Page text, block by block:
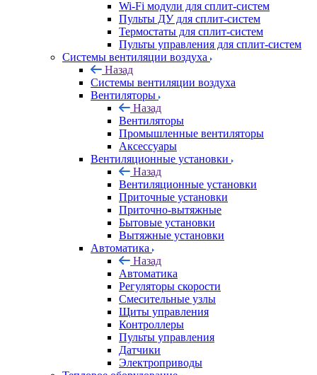
Wi-Fi модули для сплит-систем
Пульты ДУ для сплит-систем
Термостаты для сплит-систем
Пульты управления для сплит-систем
Системы вентиляции воздуха
Назад
Системы вентиляции воздуха
Вентиляторы
Назад
Вентиляторы
Промышленные вентиляторы
Аксессуары
Вентиляционные установки
Назад
Вентиляционные установки
Приточные установки
Приточно-вытяжные
Бытовые установки
Вытяжные установки
Автоматика
Назад
Автоматика
Регуляторы скорости
Смесительные узлы
Щиты управления
Контроллеры
Пульты управления
Датчики
Электроприводы